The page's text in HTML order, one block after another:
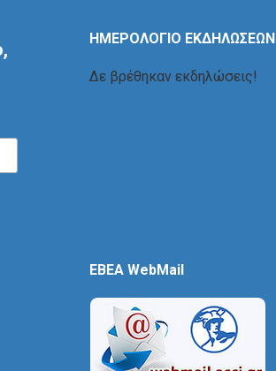
ΗΜΕΡΟΛΟΓΙΟ ΕΚΔΗΛΩΣΕΩΝ
Δε βρέθηκαν εκδηλώσεις!
EBEA WebMail